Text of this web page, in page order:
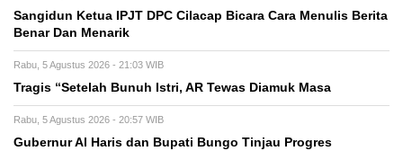
Sangidun Ketua IPJT DPC Cilacap Bicara Cara Menulis Berita
Benar Dan Menarik
Rabu, 5 Agustus 2026 - 21:03 WIB
Tragis “Setelah Bunuh Istri, AR Tewas Diamuk Masa
Rabu, 5 Agustus 2026 - 20:57 WIB
​Gubernur Al Haris dan Bupati Bungo Tinjau Progres